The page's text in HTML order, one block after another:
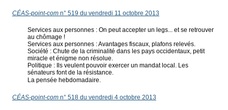
CÉAS-point-comn° 519 du vendredi 11 octobre 2013
Services aux personnes : On peut accepter un legs... et se retrouver
au chômage !
Services aux personnes : Avantages fiscaux, plafons relevés.
Société : Chute de la criminalité dans les pays occidentaux, petit
miracle et énigme non résolue.
Politique : Ils veulent pouvoir exercer un mandat local. Les
sénateurs font de la résistance.
La pensée hebdomadaire.
CÉAS-point-comn° 518 du vendredi 4 octobre 2013